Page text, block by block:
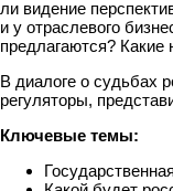
ли видение
и у отраслевого
предлагаются? Какие
В диалоге о судьбах
регуляторы,
Ключевые темы: